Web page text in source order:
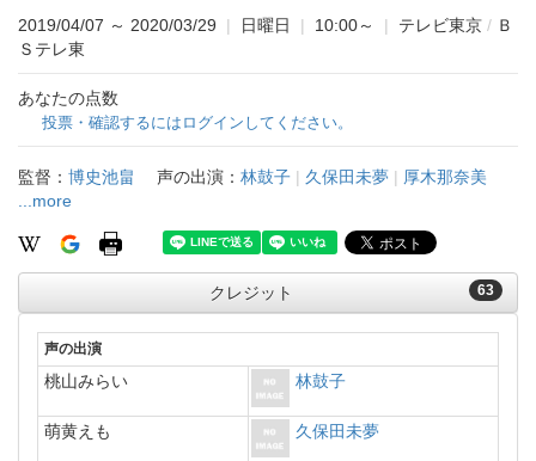
2019/04/07 ～ 2020/03/29 | 日曜日 | 10:00～ | テレビ東京 / Ｂ
Ｓテレ東
あなたの点数
投票・確認するにはログインしてください。
監督： 博史池畠 声の出演： 林鼓子 | 久保田未夢 | 厚木那奈美
...more
63
クレジット
声の出演
桃山みらい 林鼓子
萌黄えも 久保田未夢